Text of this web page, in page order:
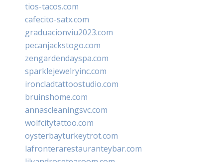
tios-tacos.com
cafecito-satx.com
graduacionviu2023.com
pecanjackstogo.com
zengardendayspa.com
sparklejewelryinc.com
ironcladtattoostudio.com
bruinshome.com
annascleaningsvc.com
wolfcitytattoo.com
oysterbayturkeytrot.com
lafronterarestauranteybar.com